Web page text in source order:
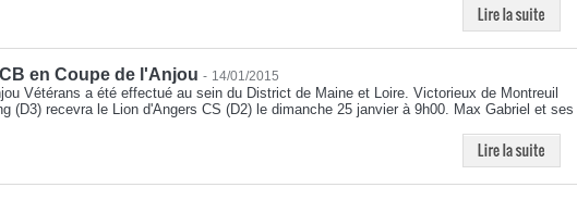
en Coupe de l'Anjou - 14/01/2015
Vétérans a été effectué au sein du District de Maine et Loire. Victorieux de Montreuil
(D3) recevra le Lion d'Angers CS (D2) le dimanche 25 janvier à 9h00. Max Gabriel et ses